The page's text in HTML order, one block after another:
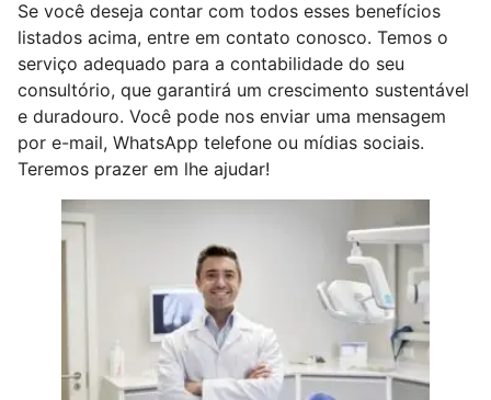
Se você deseja contar com todos esses benefícios
listados acima, entre em contato conosco. Temos o
serviço adequado para a contabilidade do seu
consultório, que garantirá um crescimento sustentável
e duradouro. Você pode nos enviar uma mensagem
por e-mail, WhatsApp telefone ou mídias sociais.
Teremos prazer em lhe ajudar!